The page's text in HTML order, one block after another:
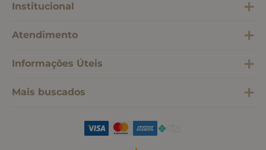
Institucional
Atendimento
Informações Úteis
Mais buscados